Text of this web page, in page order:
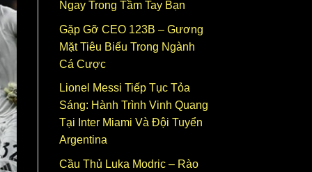
Ngay Trong Tầm Tay Bạn
Gặp Gỡ CEO 123B – Gương
Mặt Tiêu Biểu Trong Ngành
Cá Cược
Lionel Messi Tiếp Tục Tỏa
Sáng: Hành Trình Vinh Quang
Tại Inter Miami Và Đội Tuyển
Argentina
Cầu Thủ Luka Modric – Rào